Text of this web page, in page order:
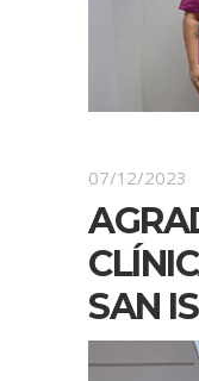
07/12/2023
SAN